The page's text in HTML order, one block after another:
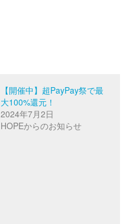
【開催中】超PayPay祭で最
大100%還元！
2024年7月2日
HOPEからのお知らせ